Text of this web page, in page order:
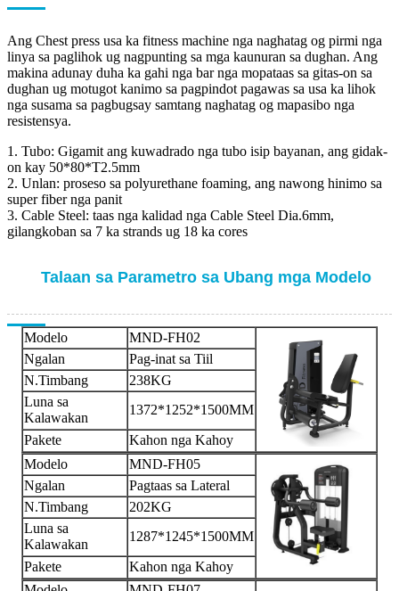
Ang Chest press usa ka fitness machine nga naghatag og pirmi nga
linya sa paglihok ug nagpunting sa mga kaunuran sa dughan. Ang
makina adunay duha ka gahi nga bar nga mopataas sa gitas-on sa
dughan ug motugot kanimo sa pagpindot pagawas sa usa ka lihok
nga susama sa pagbugsay samtang naghatag og mapasibo nga
resistensya.
1. Tubo: Gigamit ang kuwadrado nga tubo isip bayanan, ang gidak-
on kay 50*80*T2.5mm
2. Unlan: proseso sa polyurethane foaming, ang nawong hinimo sa
super fiber nga panit
3. Cable Steel: taas nga kalidad nga Cable Steel Dia.6mm,
gilangkoban sa 7 ka strands ug 18 ka cores
Talaan sa Parametro sa Ubang mga Modelo
Modelo
MND-FH02
Ngalan
Pag-inat sa Tiil
N.Timbang
238KG
Luna sa
Kalawakan
1372*1252*1500MM
Pakete
Kahon nga Kahoy
Modelo
MND-FH05
Ngalan
Pagtaas sa Lateral
N.Timbang
202KG
Luna sa
Kalawakan
1287*1245*1500MM
Pakete
Kahon nga Kahoy